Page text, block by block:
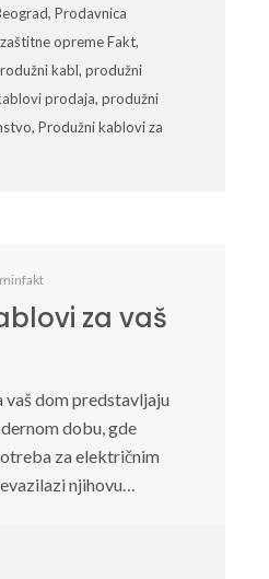
, Prodavnica
opreme Fakt,
kabl, produžni
prodaja, produžni
, Produžni kablovi za
za vaš
vaš dom predstavljaju
dobu, gde
za električnim
njihovu…